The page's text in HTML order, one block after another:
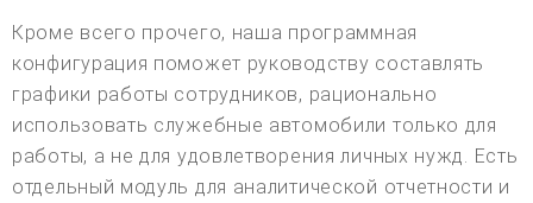
Кроме всего прочего, наша программная
конфигурация поможет руководству составлять
графики работы сотрудников, рационально
использовать служебные автомобили только для
работы, а не для удовлетворения личных нужд. Есть
отдельный модуль для аналитической отчетности и